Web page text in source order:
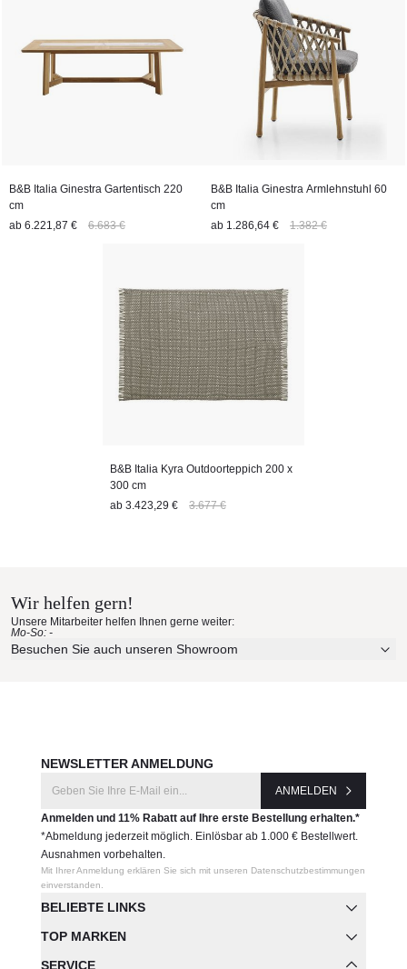
B&B Italia Ginestra Gartentisch 220
cm
ab 6.221,87 € 6.683 €
B&B Italia Ginestra Armlehnstuhl 60
cm
ab 1.286,64 € 1.382 €
B&B Italia Kyra Outdoorteppich 200 x
300 cm
ab 3.423,29 € 3.677 €
Wir helfen gern!
Unsere Mitarbeiter helfen Ihnen gerne weiter:
Mo-So: -
Besuchen Sie auch unseren Showroom
BELIEBTE LINKS
TOP MARKEN
SERVICE
NEWSLETTER ANMELDUNG
ANMELDEN
Anmelden und 11% Rabatt auf Ihre erste Bestellung erhalten.*
*Abmeldung jederzeit möglich. Einlösbar ab 1.000 € Bestellwert.
Ausnahmen vorbehalten.
Mit Ihrer Anmeldung erklären Sie sich mit unseren Datenschutzbestimmungen
einverstanden.